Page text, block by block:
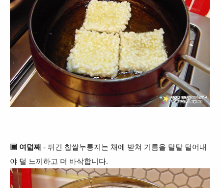
▣ 여덟째 - 튀긴 찹쌀누룽지는 채에 받쳐 기름을 탈탈 털어내
야 덜 느끼하고 더 바삭합니다.